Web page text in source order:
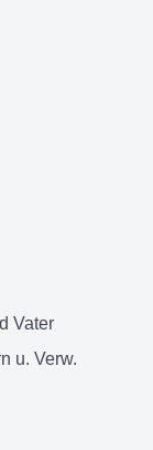
Vater
u. Verw.